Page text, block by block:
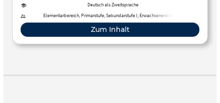
Deutsch als Zweitsprache
Elementarbereich, Primarstufe, Sekundarstufe I, Erwachsenenbildung
Zum Inhalt